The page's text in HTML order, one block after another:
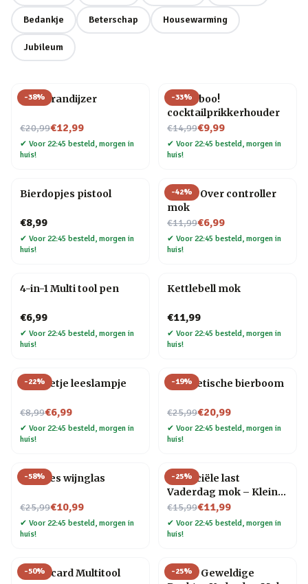
Bedankje Beterschap Housewarming
Jubileum
-38%
BBQ brandijzer
€20,99
Nu voor€12,99
✔ Voor 22:45 besteld, morgen in
huis!
-33%
Pick a boo!
cocktailprikkerhouder
€14,99
Nu voor€9,99
✔ Voor 22:45 besteld, morgen in
huis!
Bierdopjes pistool
€8,99
✔ Voor 22:45 besteld, morgen in
huis!
-42%
Game Over controller
mok
€11,99
Nu voor€6,99
✔ Voor 22:45 besteld, morgen in
huis!
4-in-1 Multi tool pen
€6,99
✔ Voor 22:45 besteld, morgen in
huis!
Kettlebell mok
€11,99
✔ Voor 22:45 besteld, morgen in
huis!
-22%
Mannetje leeslampje
€8,99
Nu voor€6,99
✔ Voor 22:45 besteld, morgen in
huis!
-19%
Magnetische bierboom
€25,99
Nu voor€20,99
✔ Voor 22:45 besteld, morgen in
huis!
-58%
Wijnfles wijnglas
€25,99
Nu voor€10,99
✔ Voor 22:45 besteld, morgen in
huis!
-25%
Financiële last
Vaderdag mok – Kleine
meisje
€15,99
Nu voor€11,99
✔ Voor 22:45 besteld, morgen in
huis!
-50%
Creditcard Multitool -25%
Meest Geweldige